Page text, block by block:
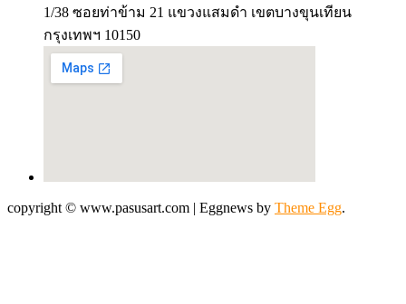
1/38 ซอยท่าข้าม 21 แขวงแสมดำ เขตบางขุนเทียน
กรุงเทพฯ 10150
copyright © www.pasusart.com | Eggnews by Theme Egg.